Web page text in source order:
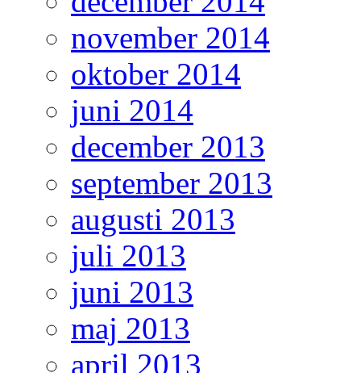
november 2014
oktober 2014
juni 2014
december 2013
september 2013
augusti 2013
juli 2013
juni 2013
maj 2013
april 2013